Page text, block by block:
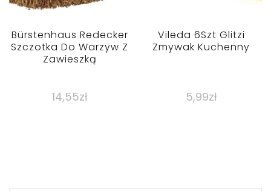
Bürstenhaus Redecker
Szczotka Do Warzyw Z
Zawieszką
14,55zł
Vileda 6Szt Glitzi
Zmywak Kuchenny
5,99zł